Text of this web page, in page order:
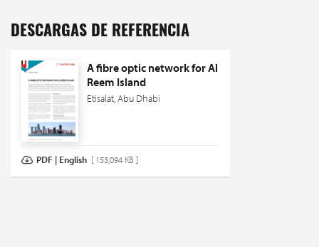
DESCARGAS DE REFERENCIA
A fibre optic network for Al
Reem Island
Etisalat, Abu Dhabi
PDF | English [ 153,094 KB ]